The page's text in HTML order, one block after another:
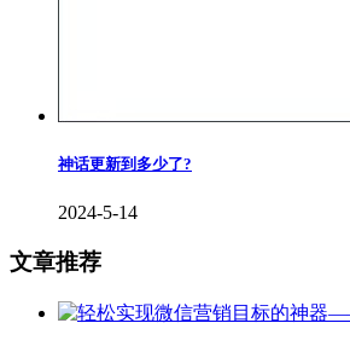
神话更新到多少了?
2024-5-14
文章推荐